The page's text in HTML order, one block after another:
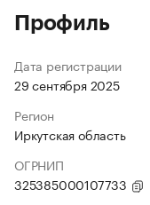
Профиль
Дата регистрации
29 сентября 2025
Регион
Иркутская область
ОГРНИП
325385000107733